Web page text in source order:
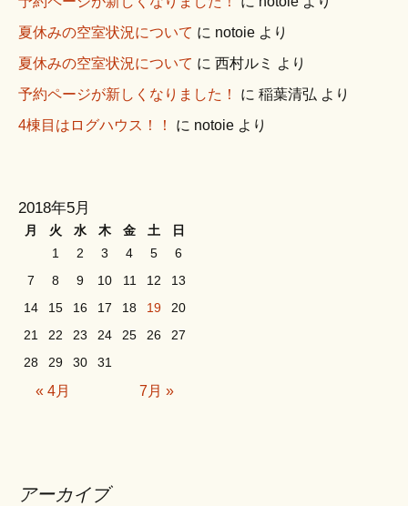
夏休みの空室状況について に notoie より
夏休みの空室状況について に 西村ルミ
より
予約ページが新しくなりました！
に 稲葉清弘 より
4棟目はログハウス！！
に notoie より
2018年5月
月 火 水 木 金 土
日
1
2 3 4 5
6
7
8 9 10 11 12
13
14
15 16 17 18 19
20
21
22 23 24 25 26
27
28
29 30 31
« 4月 7月 »
アーカイブ